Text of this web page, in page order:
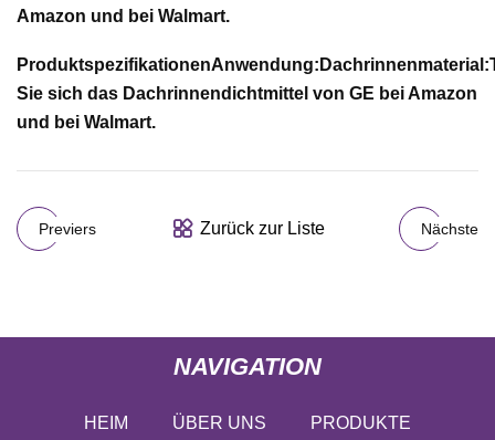
Amazon und bei Walmart.
ProduktspezifikationenAnwendung: Dachrinnenmaterial:
Sie sich das Dachrinnendichtmittel von GE bei Amazon
und bei Walmart.
Previers Zurück zur Liste Nächste
NAVIGATION
HEIM ÜBER UNS PRODUKTE